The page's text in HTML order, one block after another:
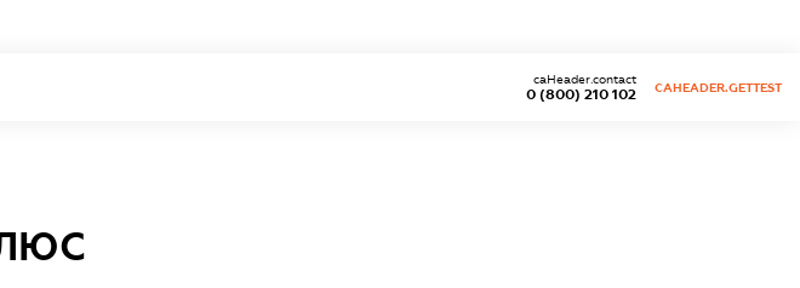
0 (800) 210 102
caHeader.contact
CAHEADER.GETTEST